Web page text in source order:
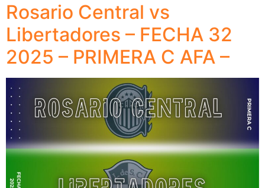
Rosario Central vs
Libertadores – FECHA 32
2025 – PRIMERA C AFA –